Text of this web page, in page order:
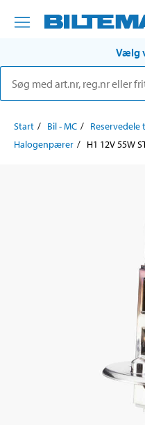
Vælg
Start Bil - MC Reservedele
Halogenpærer
H1 12V 55W